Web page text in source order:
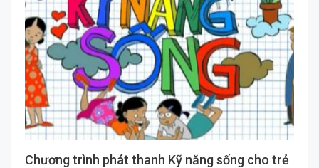
Chương trình phát thanh Kỹ năng sống cho trẻ